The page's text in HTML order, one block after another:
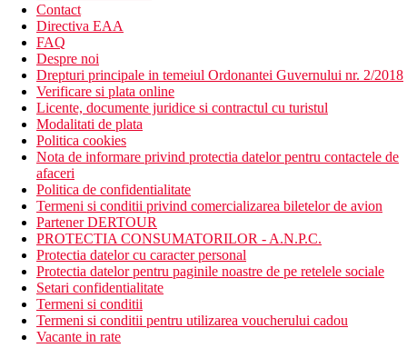
umbrele si sezlonguri gratuite
bar pe plaja
Activitati gratuite
programe de animatie
volei pe plaja, fotbal pe plaja, aerobic
fitness, tenis de masa, darts, tir cu arcul
2 terenuri de tenis (iluminat si echipament contra cost)
Activitati contra cost
salon de infrumusetare, sauna, jacuzzi, baie de aburi,
masaje
biliard, calarie, scufundari
sporturi acvatice pe plaja
Mese
All Inclusive
trei mese principale pe zi, consum nelimitat de bauturi
alcoolice si nealcoolice locale de la 10:00 la 12:00, gustari
usoare in timpul zilei (cafea, ceai, biscuiti). Serviciile
Contact
Directiva EAA
FAQ
Despre noi
Drepturi principale in temeiul Ordonantei Guvernului nr. 2/2018
Verificare si plata online
Licente, documente juridice si contractul cu turistul
Modalitati de plata
Politica cookies
Nota de informare privind protectia datelor pentru contactele de
afaceri
Politica de confidentialitate
Termeni si conditii privind comercializarea biletelor de avion
Partener DERTOUR
PROTECTIA CONSUMATORILOR - A.N.P.C.
Protectia datelor cu caracter personal
Protectia datelor pentru paginile noastre de pe retelele sociale
Setari confidentialitate
Termeni si conditii
Termeni si conditii pentru utilizarea voucherului cadou
Vacante in rate